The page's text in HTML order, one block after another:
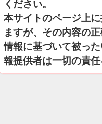
ください。
本サイトのページ上
ますが、その内容の
情報に基づいて被っ
報提供者は一切の責任